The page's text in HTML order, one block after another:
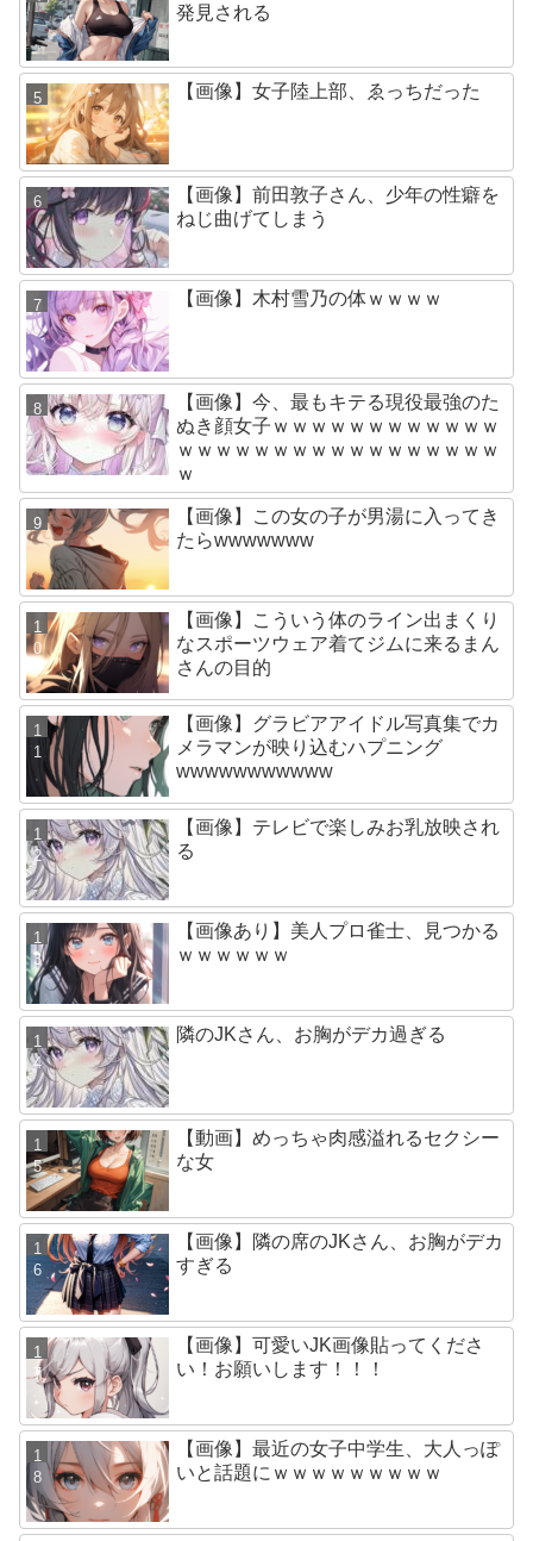
発見される
【画像】女子陸上部、ゑっちだった
【画像】前田敦子さん、少年の性癖を
ねじ曲げてしまう
【画像】木村雪乃の体ｗｗｗｗ
【画像】今、最もキテる現役最強のた
ぬき顔女子ｗｗｗｗｗｗｗｗｗｗｗｗ
ｗｗｗｗｗｗｗｗｗｗｗｗｗｗｗｗｗ
ｗ
【画像】この女の子が男湯に入ってき
たらwwwwwww
【画像】こういう体のライン出まくり
なスポーツウェア着てジムに来るまん
さんの目的
【画像】グラビアアイドル写真集でカ
メラマンが映り込むハプニング
wwwwwwwwwww
【画像】テレビで楽しみお乳放映され
る
【画像あり】美人プロ雀士、見つかる
ｗｗｗｗｗｗ
隣のJKさん、お胸がデカ過ぎる
【動画】めっちゃ肉感溢れるセクシー
な女
【画像】隣の席のJKさん、お胸がデカ
すぎる
【画像】可愛いJK画像貼ってくださ
い！お願いします！！！
【画像】最近の女子中学生、大人っぽ
いと話題にｗｗｗｗｗｗｗｗｗ